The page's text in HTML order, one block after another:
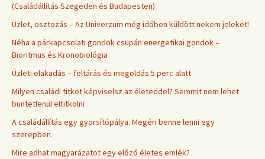
(Családállítás Szegeden és Budapesten)
Üzlet, osztozás – Az Univerzum még időben küldött nekem jeleket!
Néha a párkapcsolati gondok csupán energetikai gondok –
Bioritmus és Kronobiológia
Üzleti elakadás – feltárás és megoldás 5 perc alatt
Milyen családi titkot képviselsz az életeddel? Semmit nem lehet
büntetlenül eltitkolni
A családállítás egy gyorsítópálya. Megéri benne lenni egy
szerepben.
Mire adhat magyarázatot egy előző életes emlék?